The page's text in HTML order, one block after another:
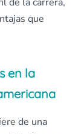
que
en la
de una